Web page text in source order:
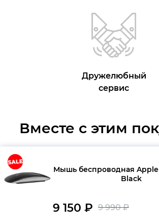
Дружелюбный
сервис
Вместе с этим
Мышь беспроводная Apple
Black
9 990₽
9 150 ₽